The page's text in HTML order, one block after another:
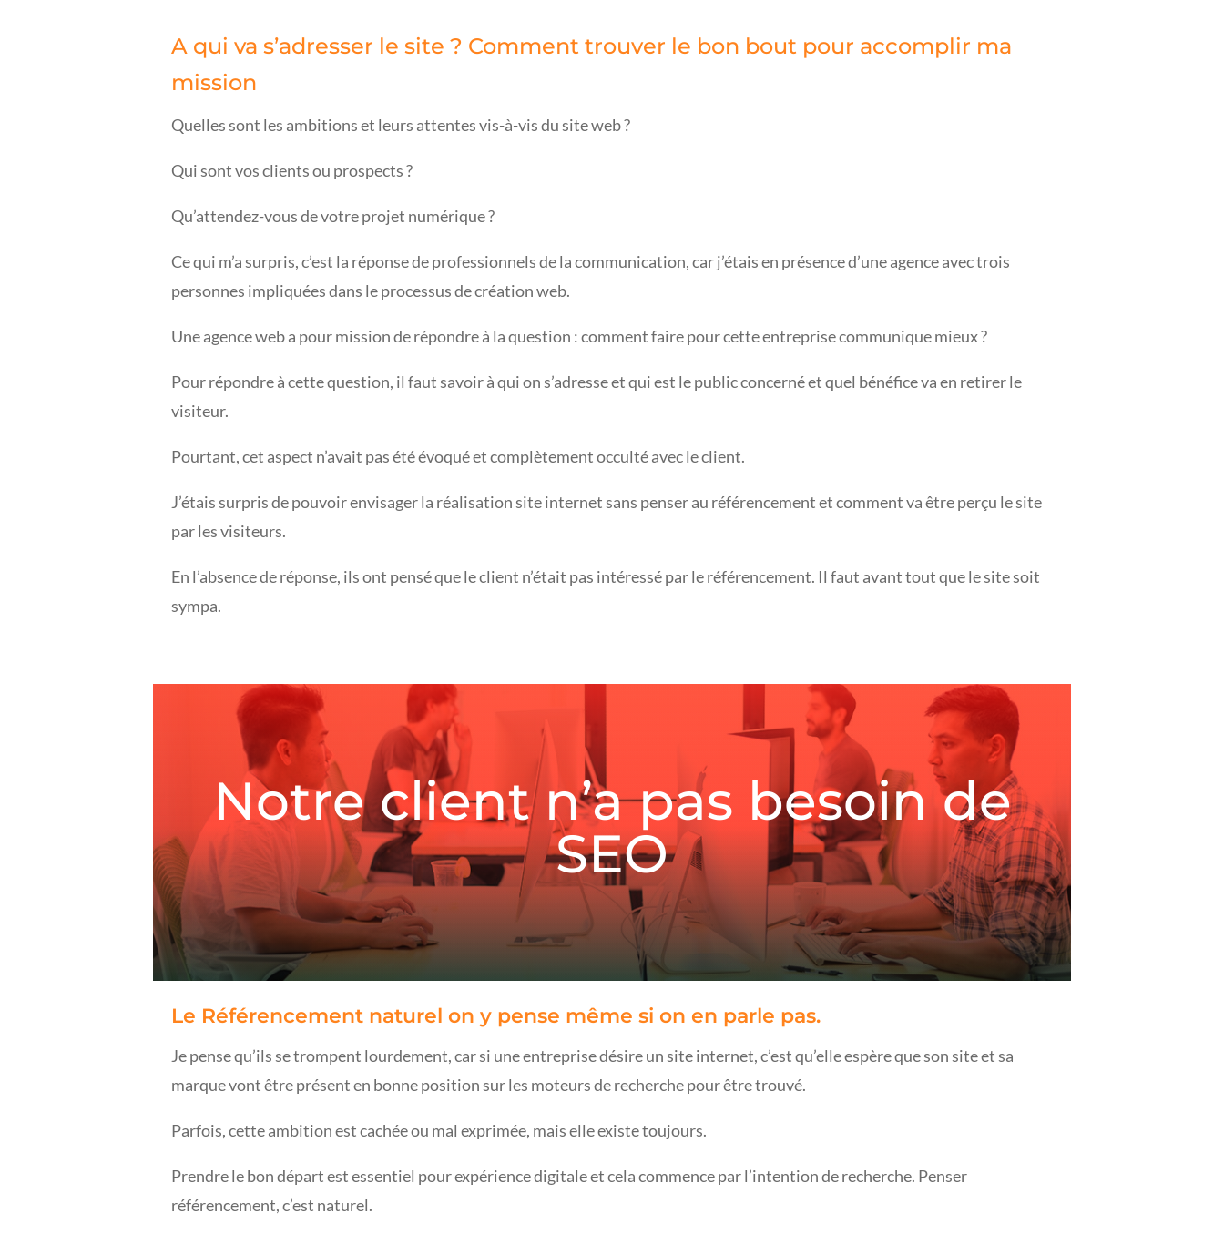
A qui va s’adresser le site ? Comment trouver le bon bout pour accomplir ma
mission
Quelles sont les ambitions et leurs attentes vis-à-vis du site web ?
Qui sont vos clients ou prospects ?
Qu’attendez-vous de votre projet numérique ?
Ce qui m’a surpris, c’est la réponse de professionnels de la communication, car j’étais en présence d’une agence avec trois
personnes impliquées dans le processus de création web.
Une agence web a pour mission de répondre à la question : comment faire pour cette entreprise communique mieux ?
Pour répondre à cette question, il faut savoir à qui on s’adresse et qui est le public concerné et quel bénéfice va en retirer le
visiteur.
Pourtant, cet aspect n’avait pas été évoqué et complètement occulté avec le client.
J’étais surpris de pouvoir envisager la réalisation site internet sans penser au référencement et comment va être perçu le site
par les visiteurs.
En l’absence de réponse, ils ont pensé que le client n’était pas intéressé par le référencement. Il faut avant tout que le site soit
sympa.
Notre client n’a pas besoin de
SEO
Le Référencement naturel on y pense même si on en parle pas.
Je pense qu’ils se trompent lourdement, car si une entreprise désire un site internet, c’est qu’elle espère que son site et sa
marque vont être présent en bonne position sur les moteurs de recherche pour être trouvé.
Parfois, cette ambition est cachée ou mal exprimée, mais elle existe toujours.
Prendre le bon départ est essentiel pour expérience digitale et cela commence par l’intention de recherche. Penser
référencement, c’est naturel.